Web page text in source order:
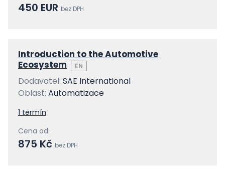
450 EUR bez DPH
Introduction to the Automotive
Ecosystem
EN
Dodavatel: SAE International
Oblast: Automatizace
1 termín
Cena od:
875 Kč bez DPH